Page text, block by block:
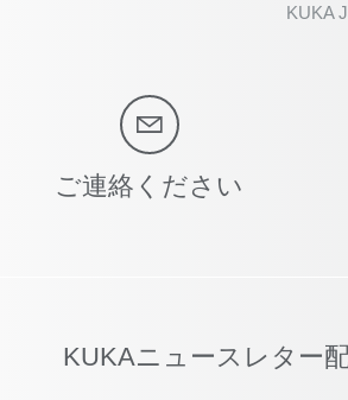
KUKA
ご連絡ください
KUKAニュースレター